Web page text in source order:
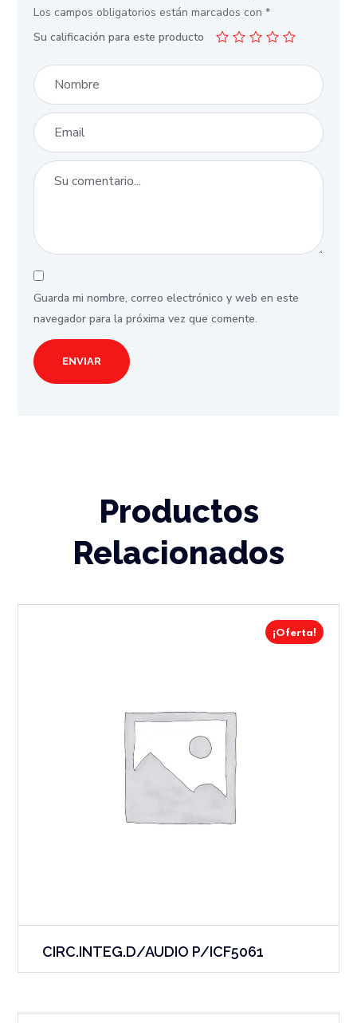
Los campos obligatorios están marcados con*
Guarda mi nombre, correo electrónico y web en este
navegador para la próxima vez que comente.
Su calificación para este producto
Productos
Relacionados
¡Oferta!
CIRC.INTEG.D/AUDIO P/ICF5061